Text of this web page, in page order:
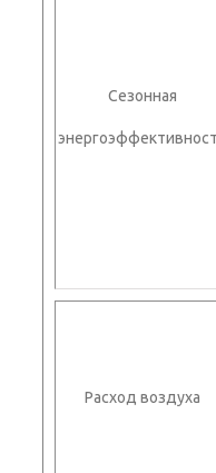
Сезонная
Расход воздуха